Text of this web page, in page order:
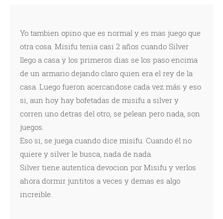
Yo tambien opino que es normal y es mas juego que
otra cosa. Misifu tenia casi 2 años cuando Silver
llego a casa y los primeros dias se los paso encima
de un armario dejando claro quien era el rey de la
casa. Luego fueron acercandose cada vez más y eso
si, aun hoy hay bofetadas de misifu a silver y
corren uno detras del otro, se pelean pero nada, son
juegos.
Eso si, se juega cuando dice misifu. Cuando él no
quiere y silver le busca, nada de nada.
Silver tiene autentica devocion por Misifu y verlos
ahora dormir juntitos a veces y demas es algo
increible.